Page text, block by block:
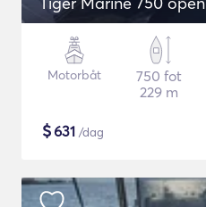
Motorbåt
750 fot
229 m
$631 /dag